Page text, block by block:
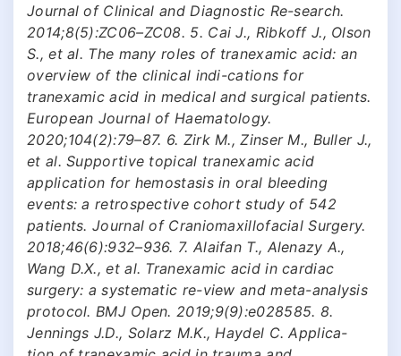
Journal of Clinical and Diagnostic Re-search.
2014;8(5):ZC06–ZC08. 5. Cai J., Ribkoff J., Olson
S., et al. The many roles of tranexamic acid: an
overview of the clinical indi-cations for
tranexamic acid in medical and surgical patients.
European Journal of Haematology.
2020;104(2):79–87. 6. Zirk M., Zinser M., Buller J.,
et al. Supportive topical tranexamic acid
application for hemostasis in oral bleeding
events: a retrospective cohort study of 542
patients. Journal of Craniomaxillofacial Surgery.
2018;46(6):932–936. 7. Alaifan T., Alenazy A.,
Wang D.X., et al. Tranexamic acid in cardiac
surgery: a systematic re-view and meta-analysis
protocol. BMJ Open. 2019;9(9):e028585. 8.
Jennings J.D., Solarz M.K., Haydel C. Applica-